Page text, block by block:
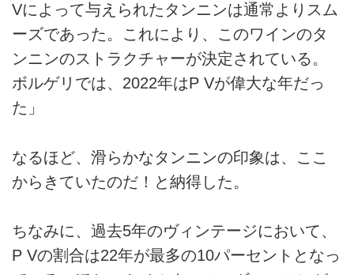
Vによって与えられたタンニンは通常よりスム
ーズであった。これにより、このワインのタ
ンニンのストラクチャーが決定されている。
ボルゲリでは、2022年はP Vが偉大な年だっ
た」
なるほど、滑らかなタンニンの印象は、ここ
からきていたのだ！と納得した。
ちなみに、過去5年のヴィンテージにおいて、
P Vの割合は22年が最多の10パーセントとなっ